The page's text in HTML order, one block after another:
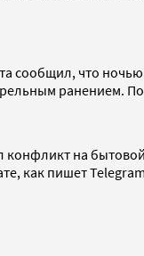
сообщил, что
ранением.
на
как пишет